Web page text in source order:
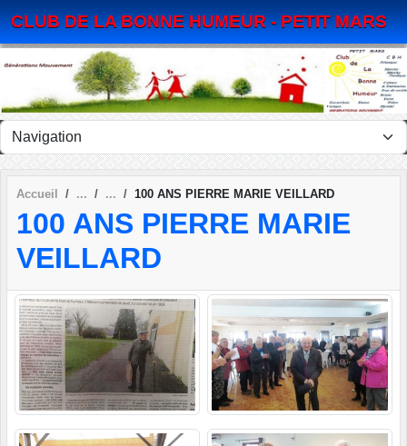
CLUB DE LA BONNE HUMEUR - PETIT MARS
Accueil 100 ANS PIERRE MARIE VEILLARD
100 ANS PIERRE MARIE
VEILLARD